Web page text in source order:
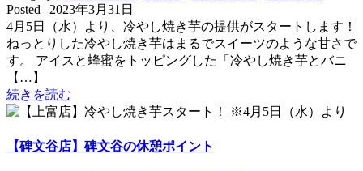
Posted | 2023年3月31日
4月5日（水）より、冷やし焼き芋の提供がスタートします！
ねっとりした冷やし焼き芋はまるでスイーツのような甘さで
す。 アイスと蜂蜜をトッピングした「冷やし焼き芋とバニ
【…】
続きを読む
【碑文谷店】碑文谷の休憩ポイント